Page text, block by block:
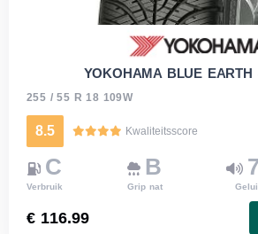
YOKOHAMA BLUE EARTH
255 / 55 R 18 109W
8.5 Kwaliteitsscore
C
Verbruik
B
Grip nat
€ 116.99